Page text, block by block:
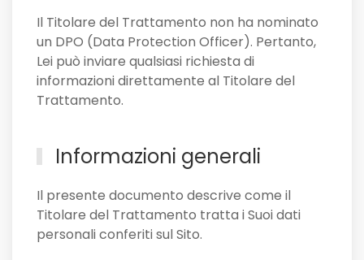
Il Titolare del Trattamento non ha nominato
un DPO (Data Protection Officer). Pertanto,
Lei può inviare qualsiasi richiesta di
informazioni direttamente al Titolare del
Trattamento.
Informazioni generali
Il presente documento descrive come il
Titolare del Trattamento tratta i Suoi dati
personali conferiti sul Sito.